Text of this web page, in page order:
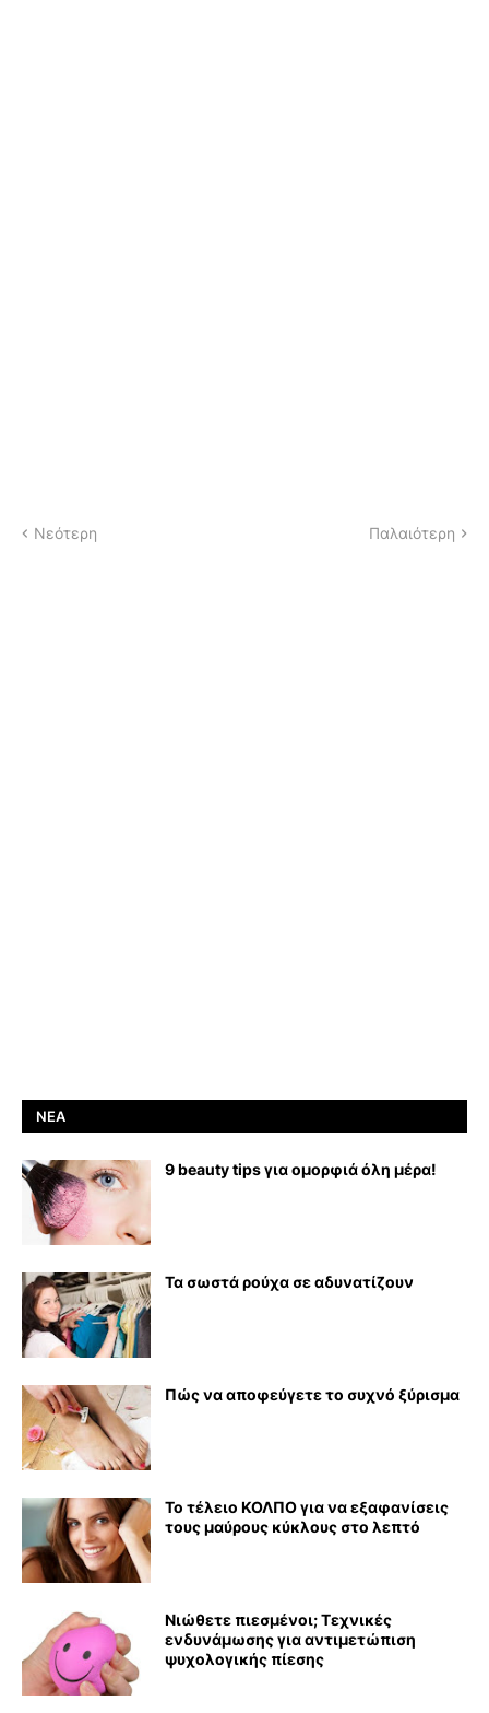
Νεότερη Παλαιότερη
ΝΈΑ
9 beauty tips για ομορφιά όλη μέρα!
Τα σωστά ρούχα σε αδυνατίζουν
Πώς να αποφεύγετε το συχνό ξύρισμα
Το τέλειο ΚΟΛΠΟ για να εξαφανίσεις
τους μαύρους κύκλους στο λεπτό
Νιώθετε πιεσμένοι; Τεχνικές
ενδυνάμωσης για αντιμετώπιση
ψυχολογικής πίεσης